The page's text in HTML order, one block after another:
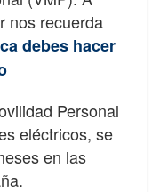
nos recuerda
debes hacer
Personal
eléctricos, se
en las